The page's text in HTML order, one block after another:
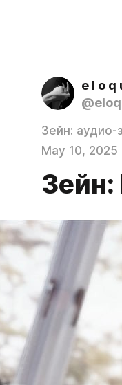
e l o q
Зейн: аудио-
May 10, 2025